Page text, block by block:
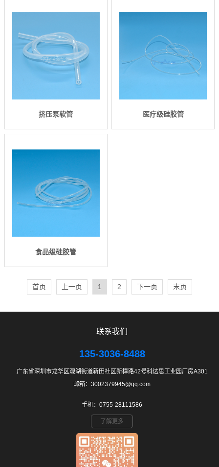
挤压泵软管 医疗级硅胶管
食品级硅胶管
首页 上一页 1 2 下一页 末页
联系我们
135-3036-8488
广东省深圳市龙华区观湖街道新田社区新樟路42号科达思工业园厂房A301
邮箱：3002379945@qq.com
手机：0755-28111586
了解更多